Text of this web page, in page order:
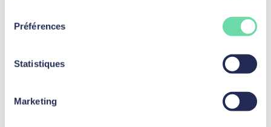
Préférences
Statistiques
Marketing
Prêt voiture d'occasion
Prêt voiture électrique
Prêt vélo électrique